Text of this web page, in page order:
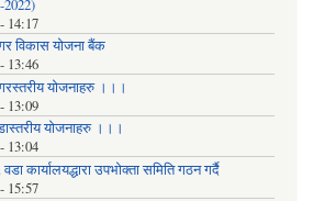
2022)
14:17
विकास योजना बैंक
13:46
योजनाहरु ।।।
13:09
योजनाहरु ।।।
13:04
कार्यालयद्धारा उपभोक्ता समिति गठन गर्दै
15:57